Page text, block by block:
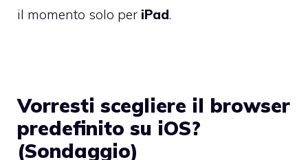
il momento solo per iPad.
Vorresti scegliere il browser
predefinito su iOS?
(Sondaggio)